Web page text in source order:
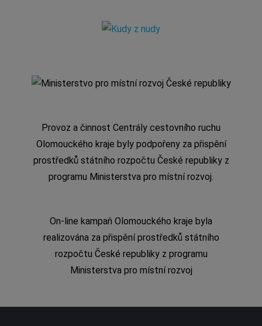
Provoz a činnost Centrály cestovního ruchu
Olomouckého kraje byly podpořeny za přispění
prostředků státního rozpočtu České republiky z
programu Ministerstva pro místní rozvoj.
On-line kampaň Olomouckého kraje byla
realizována za přispění prostředků státního
rozpočtu České republiky z programu
Ministerstva pro místní rozvoj